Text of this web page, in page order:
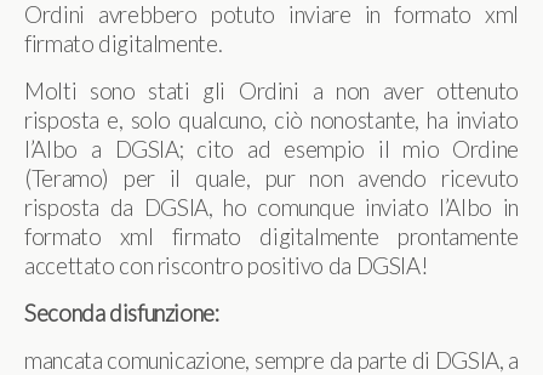
Ordini avrebbero potuto inviare in formato xml
firmato digitalmente.
Molti sono stati gli Ordini a non aver ottenuto
risposta e, solo qualcuno, ciò nonostante, ha inviato
l’Albo a DGSIA; cito ad esempio il mio Ordine
(Teramo) per il quale, pur non avendo ricevuto
risposta da DGSIA, ho comunque inviato l’Albo in
formato xml firmato digitalmente prontamente
accettato con riscontro positivo da DGSIA!
Seconda disfunzione:
mancata comunicazione, sempre da parte di DGSIA, a